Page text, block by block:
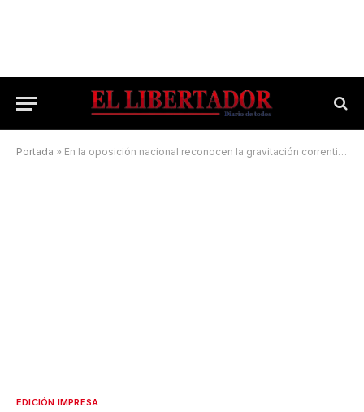
Portada » En la oposición nacional reconocen la gravitación correntina hacia 2023
EDICIÓN IMPRESA